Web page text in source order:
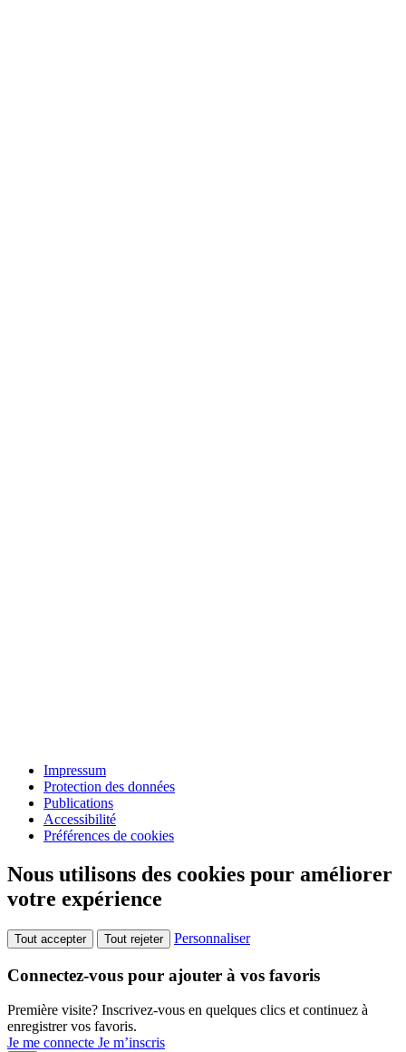
Impressum
Protection des données
Publications
Accessibilité
Préférences de cookies
Nous utilisons des cookies pour améliorer
votre expérience
Tout accepter Tout rejeter Personnaliser
Connectez-vous pour ajouter à vos favoris
Première visite? Inscrivez-vous en quelques clics et continuez à
enregistrer vos favoris.
Je me connecte Je m’inscris